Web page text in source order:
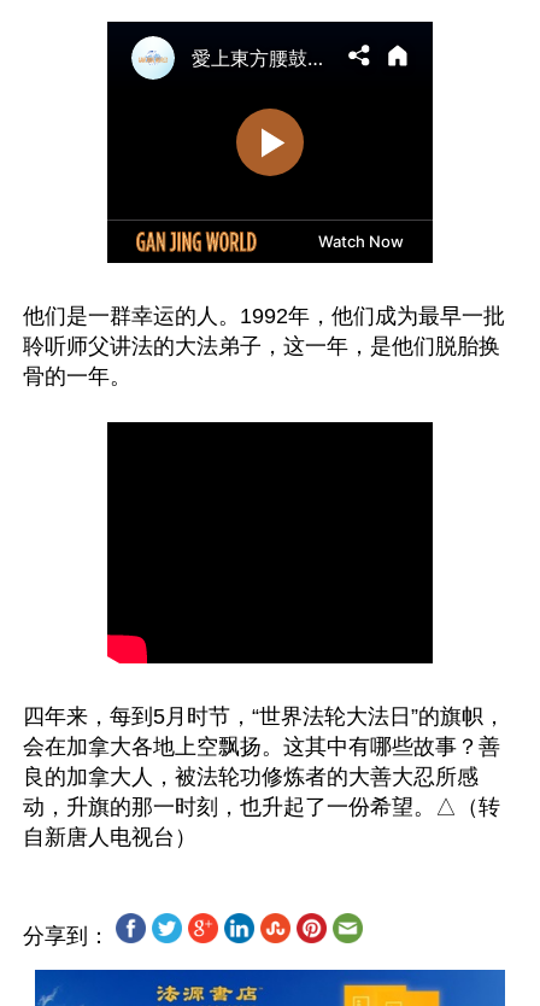
他们是一群幸运的人。1992年，他们成为最早一批
聆听师父讲法的大法弟子，这一年，是他们脱胎换
骨的一年。
四年来，每到5月时节，“世界法轮大法日”的旗帜，
会在加拿大各地上空飘扬。这其中有哪些故事？善
良的加拿大人，被法轮功修炼者的大善大忍所感
动，升旗的那一时刻，也升起了一份希望。△（转
分享到：